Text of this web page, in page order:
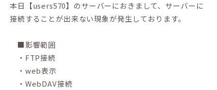
本日【users570】のサーバーにおきまして、サーバーに
接続することが出来ない現象が発生しております。
■影響範囲
・FTP接続
・web表示
・WebDAV接続